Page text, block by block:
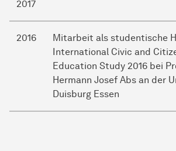
2017
2016
Mitarbeit als studentische
International Civic and
Education Study 2016 bei
Hermann Josef Abs an der
Duisburg Essen